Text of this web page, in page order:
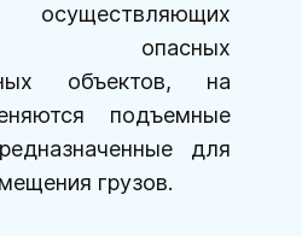
осуществляющих
опасных
объектов, на
подъемные
для
грузов.